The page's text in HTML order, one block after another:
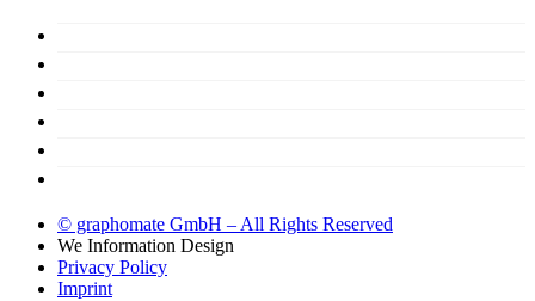
© graphomate GmbH – All Rights Reserved
We Information Design
Privacy Policy
Imprint